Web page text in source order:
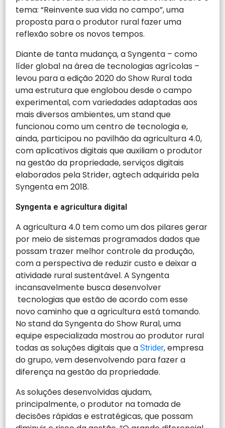
tema: “Reinvente sua vida no campo”, uma
proposta para o produtor rural fazer uma
reflexão sobre os novos tempos.
Diante de tanta mudança, a Syngenta – como
líder global na área de tecnologias agrícolas –
levou para a edição 2020 do Show Rural toda
uma estrutura que englobou desde o campo
experimental, com variedades adaptadas aos
mais diversos ambientes, um stand que
funcionou como um centro de tecnologia e,
ainda, participou no pavilhão da agricultura 4.0,
com aplicativos digitais que auxiliam o produtor
na gestão da propriedade, serviços digitais
elaborados pela Strider, agtech adquirida pela
Syngenta em 2018.
Syngenta e agricultura digital
A agricultura 4.0 tem como um dos pilares gerar
por meio de sistemas programados dados que
possam trazer melhor controle da produção,
com a perspectiva de reduzir custo e deixar a
atividade rural sustentável. A Syngenta
incansavelmente busca desenvolver
tecnologias que estão de acordo com esse
novo caminho que a agricultura está tomando.
No stand da Syngenta do Show Rural, uma
equipe especializada mostrou ao produtor rural
todas as soluções digitais que aStrider, empresa
do grupo, vem desenvolvendo para fazer a
diferença na gestão da propriedade.
As soluções desenvolvidas ajudam,
principalmente, o produtor na tomada de
decisões rápidas e estratégicas, que possam